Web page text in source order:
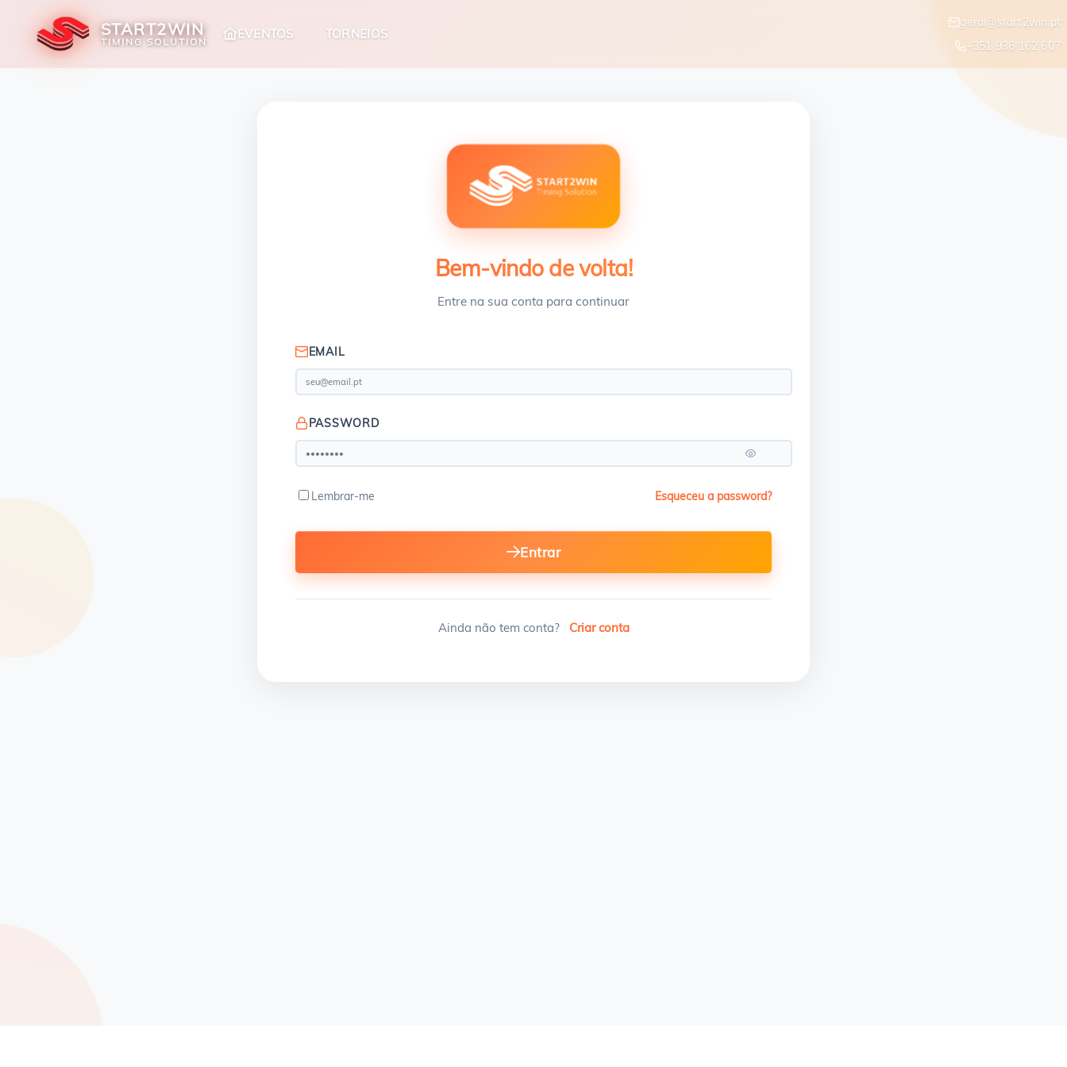
START2WIN
TIMING SOLUTION EVENTOS TORNEIOS
geral@start2win.pt
+351 936 162 607
Bem-vindo de volta!
Entre na sua conta para continuar
EMAIL
PASSWORD
Lembrar-me Esqueceu a password?
Entrar
Ainda não tem conta? Criar conta